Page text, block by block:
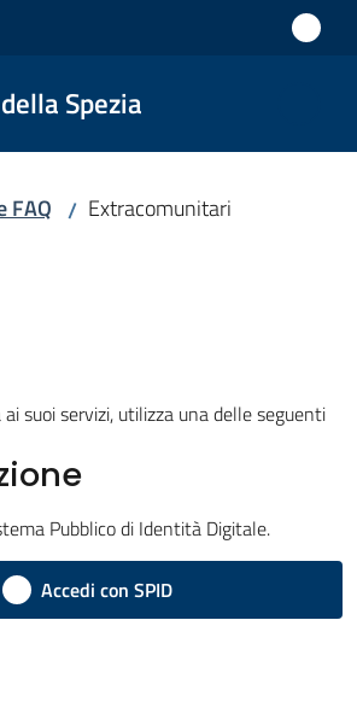
Spezia
FAQ / Extracomunitari
suoi servizi, utilizza una delle seguenti
Pubblico di Identità Digitale.
Accedi con SPID